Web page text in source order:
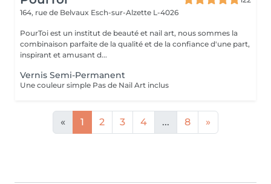
164, rue de Belvaux Esch-sur-Alzette L-4026
PourToi est un institut de beauté et nail art, nous sommes la
combinaison parfaite de la qualité et de la confiance d'une part,
inspirant et amusant d...
Vernis Semi-Permanent
Une couleur simple Pas de Nail Art inclus
« 1 2 3 4 ... 8 »